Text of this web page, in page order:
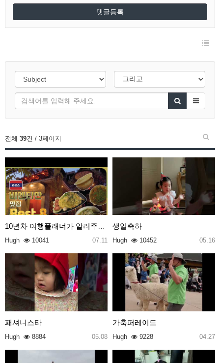
댓글등록
전체 39건 / 3페이지
10년차 여행플래너가 알려주는 라오스 비엔티안 맛집 B…
Hugh 10041 07.11
생일축하
Hugh 10452 05.16
패셔니스타
Hugh 8884 05.08
가축퍼레이드
Hugh 9228 04.27